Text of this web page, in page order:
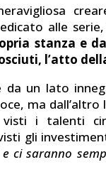
alle serie,
stanza e
l’atto
un lato
ma dall’altro
i talenti
gli
e ci saranno